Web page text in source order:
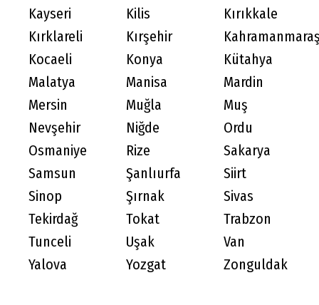
Kayseri
Kilis
Kırıkkale
Kırklareli
Kırşehir
Kocaeli
Konya
Kütahya
Malatya
Manisa
Mardin
Mersin
Muğla
Muş
Nevşehir
Niğde
Ordu
Osmaniye
Rize
Sakarya
Samsun
Şanlıurfa
Siirt
Sinop
Şırnak
Sivas
Tekirdağ
Tokat
Trabzon
Tunceli
Uşak
Van
Yalova
Yozgat Zonguldak